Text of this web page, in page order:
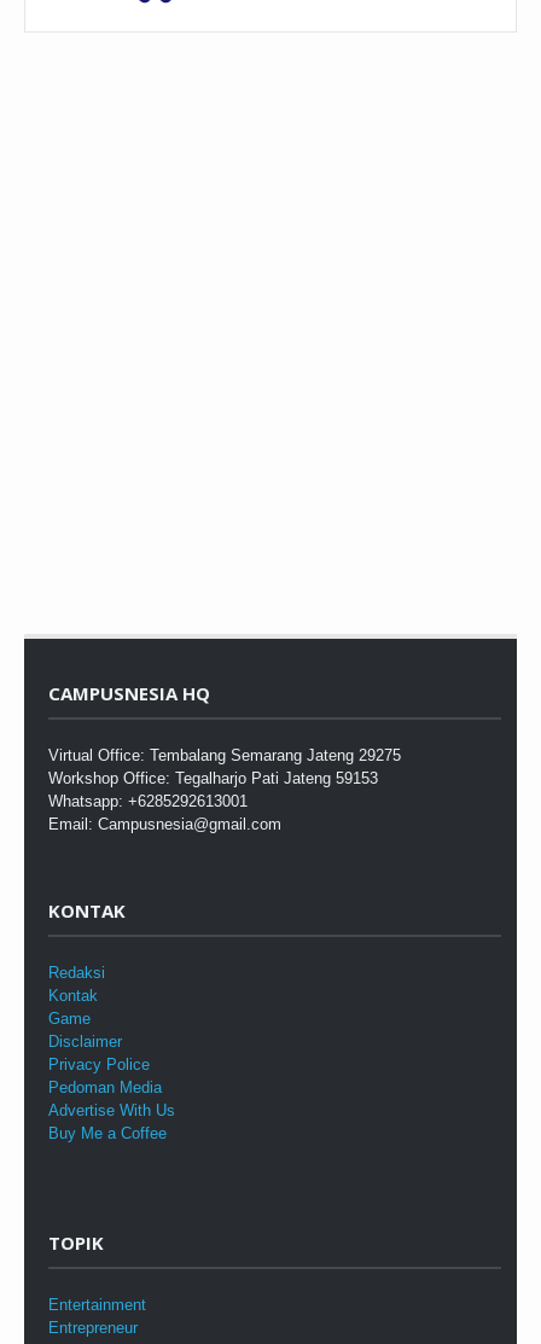
CAMPUSNESIA HQ
Virtual Office: Tembalang Semarang Jateng 29275
Workshop Office: Tegalharjo Pati Jateng 59153
Whatsapp: +6285292613001
Email: Campusnesia@gmail.com
KONTAK
Redaksi
Kontak
Game
Disclaimer
Privacy Police
Pedoman Media
Advertise With Us
Buy Me a Coffee
TOPIK
Entertainment
Entrepreneur